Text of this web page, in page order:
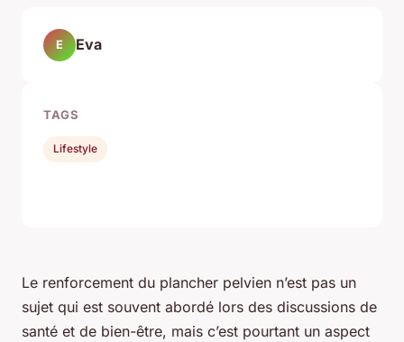
Le renforcement du plancher pelvien n’est pas un
sujet qui est souvent abordé lors des discussions de
santé et de bien-être, mais c’est pourtant un aspect
E Eva
TAGS
Lifestyle